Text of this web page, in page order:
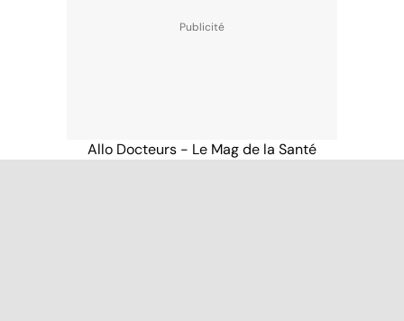
Allo Docteurs - Le Mag de la Santé